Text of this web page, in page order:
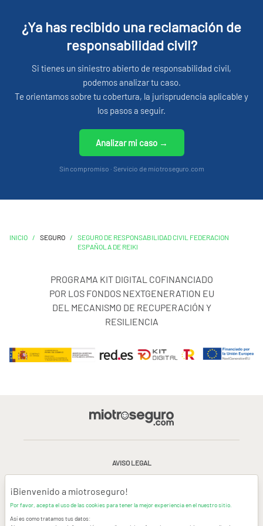
reajuste vital,
biomagnetismo, auriculoterapia, bioneuroemoción,
programación neurolinguística,
herbodietética,
Yoga, Taichi, Meditación,
Cristaloterapia, cráneo sacral,
Registros Akashicos,
Flores de Bach,
Tarot Evolutivo. Barras de Access,
Reajuste Vital (Inside Dance),
Terapias de Sonido y Rebirthing
Consulta el producto y si tienes dudas, llámanos al
. Nos gustará ayudarte.
¿Ya has recibido una reclamación de
responsabilidad civil?
Si tienes un siniestro abierto de responsabilidad civil,
podemos analizar tu caso.
Te orientamos sobre tu cobertura, la jurisprudencia aplicable y
los pasos a seguir.
Analizar mi caso →
Sin compromiso · Servicio de miotroseguro.com
INICIO / SEGURO /
SEGURO DE RESPONSABILIDAD CIVIL FEDERACION
ESPAÑOLA DE REIKI
PROGRAMA KIT DIGITAL COFINANCIADO
POR LOS FONDOS NEXTGENERATION EU
DEL MECANISMO DE RECUPERACIÓN Y
RESILIENCIA
AVISO LEGAL
CONDICIONES GENERALES DE USO
¡Bienvenido a miotroseguro!
Por favor, acepta el uso de las cookies para tener la mejor experiencia en el nuestro sitio.
Así es como tratamos tus datos: